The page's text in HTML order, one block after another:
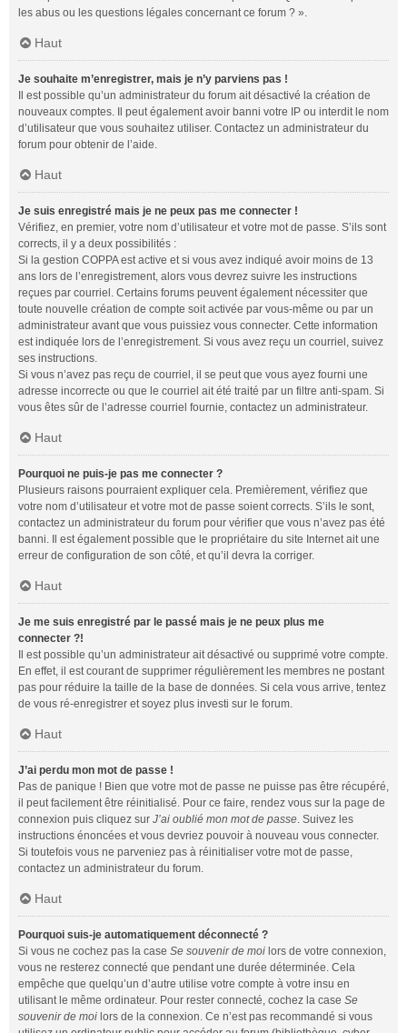
les abus ou les questions légales concernant ce forum ? ».
Haut
Je souhaite m’enregistrer, mais je n’y parviens pas !
Il est possible qu’un administrateur du forum ait désactivé la création de
nouveaux comptes. Il peut également avoir banni votre IP ou interdit le nom
d’utilisateur que vous souhaitez utiliser. Contactez un administrateur du
forum pour obtenir de l’aide.
Haut
Je suis enregistré mais je ne peux pas me connecter !
Vérifiez, en premier, votre nom d’utilisateur et votre mot de passe. S’ils sont
corrects, il y a deux possibilités :
Si la gestion COPPA est active et si vous avez indiqué avoir moins de 13
ans lors de l’enregistrement, alors vous devrez suivre les instructions
reçues par courriel. Certains forums peuvent également nécessiter que
toute nouvelle création de compte soit activée par vous-même ou par un
administrateur avant que vous puissiez vous connecter. Cette information
est indiquée lors de l’enregistrement. Si vous avez reçu un courriel, suivez
ses instructions.
Si vous n’avez pas reçu de courriel, il se peut que vous ayez fourni une
adresse incorrecte ou que le courriel ait été traité par un filtre anti-spam. Si
vous êtes sûr de l’adresse courriel fournie, contactez un administrateur.
Haut
Pourquoi ne puis-je pas me connecter ?
Plusieurs raisons pourraient expliquer cela. Premièrement, vérifiez que
votre nom d’utilisateur et votre mot de passe soient corrects. S’ils le sont,
contactez un administrateur du forum pour vérifier que vous n’avez pas été
banni. Il est également possible que le propriétaire du site Internet ait une
erreur de configuration de son côté, et qu’il devra la corriger.
Haut
Je me suis enregistré par le passé mais je ne peux plus me
connecter ?!
Il est possible qu’un administrateur ait désactivé ou supprimé votre compte.
En effet, il est courant de supprimer régulièrement les membres ne postant
pas pour réduire la taille de la base de données. Si cela vous arrive, tentez
de vous ré-enregistrer et soyez plus investi sur le forum.
Haut
J’ai perdu mon mot de passe !
Pas de panique ! Bien que votre mot de passe ne puisse pas être récupéré,
il peut facilement être réinitialisé. Pour ce faire, rendez vous sur la page de
connexion puis cliquez sur J’ai oublié mon mot de passe. Suivez les
instructions énoncées et vous devriez pouvoir à nouveau vous connecter.
Si toutefois vous ne parveniez pas à réinitialiser votre mot de passe,
contactez un administrateur du forum.
Haut
Pourquoi suis-je automatiquement déconnecté ?
Si vous ne cochez pas la case Se souvenir de moi lors de votre connexion,
vous ne resterez connecté que pendant une durée déterminée. Cela
empêche que quelqu’un d’autre utilise votre compte à votre insu en
utilisant le même ordinateur. Pour rester connecté, cochez la case Se
souvenir de moi lors de la connexion. Ce n’est pas recommandé si vous